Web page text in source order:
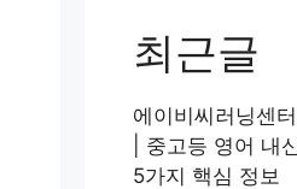
최근글
에이비씨러닝센
| 중고등 영어 내
5가지 핵심 정보